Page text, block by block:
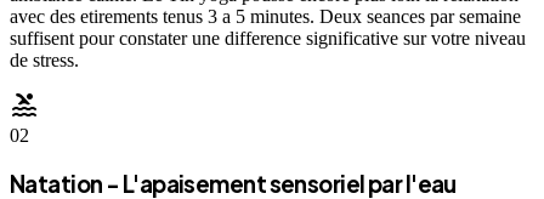
avec des etirements tenus 3 a 5 minutes. Deux seances par semaine
suffisent pour constater une difference significative sur votre niveau
de stress.
pool
02
Natation - L'apaisement sensoriel par l'eau